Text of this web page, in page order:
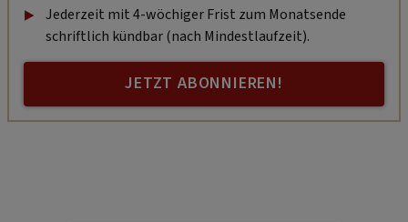
Jederzeit mit 4-wöchiger Frist zum Monatsende
schriftlich kündbar (nach Mindestlaufzeit).
JETZT ABONNIEREN!